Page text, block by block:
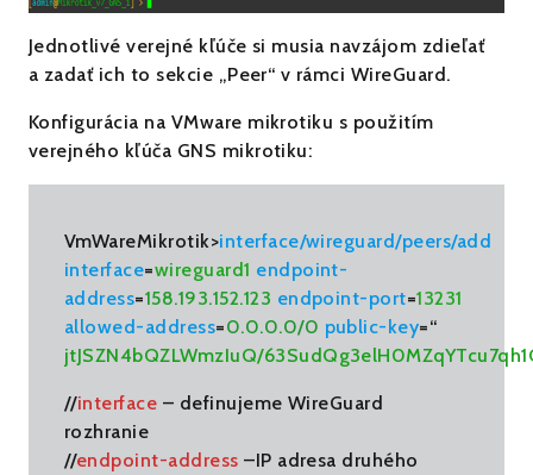
Jednotlivé verejné kľúče si musia navzájom zdieľať
a zadať ich to sekcie „Peer“ v rámci WireGuard.
Konfigurácia na VMware mikrotiku s použitím
verejného kľúča GNS mikrotiku:
VmWareMikrotik>interface/wireguard/peers/add
interface=wireguard1 endpoint-
address=158.193.152.123 endpoint-port=13231
allowed-address=0.0.0.0/0 public-key=“
jtJSZN4bQZLWmzIuQ/
//interface – definujeme WireGuard
rozhranie
//endpoint-address –IP adresa druhého